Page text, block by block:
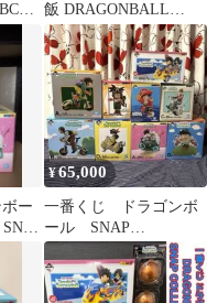
賞
飯 DRAGONBALL
SNAP FIGURE ｢一番く
じ ドラゴンボール
DRAGONBALL SNAP
COLLECTION｣[22]
ー
¥65,000
一番くじ ドラゴンボ
ール SNAP
COLLECTION2フィギ
ュア コンプ